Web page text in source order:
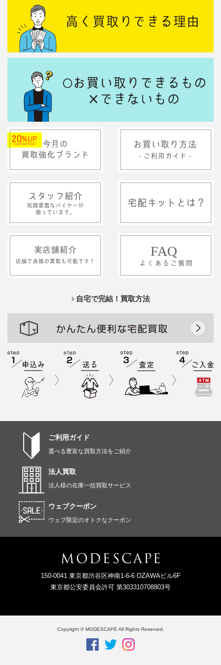
自宅で完結！買取方法
ご利用ガイド
選べる豊富な買取方法をご紹介
法人買取
法人様の在庫一括買取サービス
ウェブクーポン
ウェブ限定のオトクなクーポン
150-0041 東京都渋谷区神南1-6-6 OZAWAビル6F
東京都公安委員会許可 第303310708803号
Copyright © MODESCAPE All Rights Reserved.